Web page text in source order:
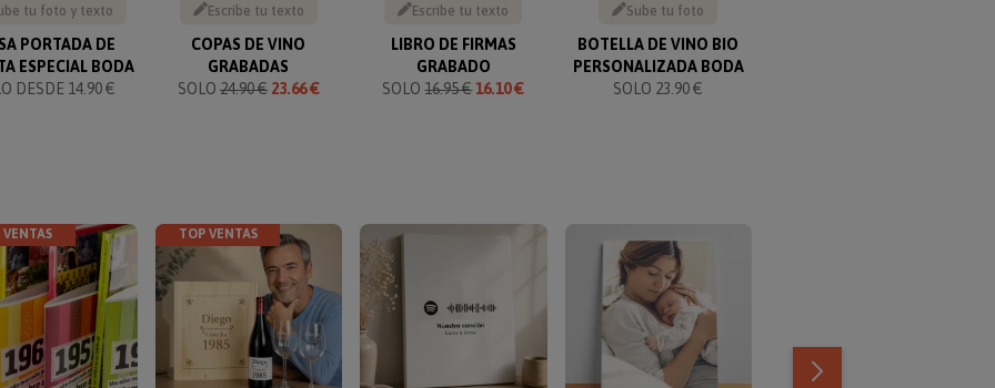
tu foto y texto
PORTADA DE
ESPECIAL BODA
DESDE 14.90 €
Escribe tu texto
COPAS DE VINO
GRABADAS
SOLO 24.90 € 23.66 €
Escribe tu texto
LIBRO DE FIRMAS
GRABADO
SOLO16.95 €16.10 €
Sube tu foto
BOTELLA DE VINO BIO
PERSONALIZADA BODA
SOLO 23.90 €
TOP VENTAS